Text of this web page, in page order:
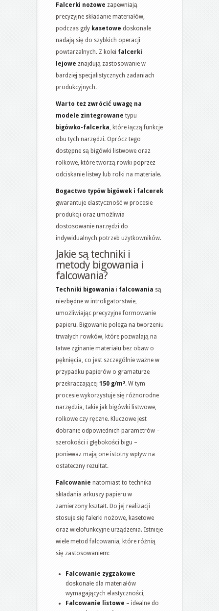
Falcerki nożowe zapewniają
precyzyjne składanie materiałów,
podczas gdy kasetowe doskonale
nadają się do szybkich operacji
powtarzalnych. Z kolei falcerki
lejowe znajdują zastosowanie w
bardziej specjalistycznych zadaniach
produkcyjnych.
Warto też zwrócić uwagę na
modele zintegrowane typu
bigówko-falcerka, które łączą funkcje
obu tych narzędzi. Oprócz tego
dostępne są bigówki listwowe oraz
rolkowe, które tworzą rowki poprzez
odciskanie listwy lub rolki na materiale.
Bogactwo typów bigówek i falcerek
gwarantuje elastyczność w procesie
produkcji oraz umożliwia
dostosowanie narzędzi do
indywidualnych potrzeb użytkowników.
Jakie są techniki i
metody bigowania i
falcowania?
Techniki bigowania i falcowania są
niezbędne w introligatorstwie,
umożliwiając precyzyjne formowanie
papieru. Bigowanie polega na tworzeniu
trwałych rowków, które pozwalają na
łatwe zginanie materiału bez obaw o
pęknięcia, co jest szczególnie ważne w
przypadku papierów o gramaturze
przekraczającej 150 g/m². W tym
procesie wykorzystuje się różnorodne
narzędzia, takie jak bigówki listwowe,
rolkowe czy ręczne. Kluczowe jest
dobranie odpowiednich parametrów –
szerokości i głębokości bigu –
ponieważ mają one istotny wpływ na
ostateczny rezultat.
Falcowanie natomiast to technika
składania arkuszy papieru w
zamierzony kształt. Do jej realizacji
stosuje się falerki nożowe, kasetowe
oraz wielofunkcyjne urządzenia. Istnieje
wiele metod falcowania, które różnią
się zastosowaniem:
Falcowanie zygzakowe –
doskonałe dla materiałów
wymagających elastyczności,
Falcowanie listowe – idealne do